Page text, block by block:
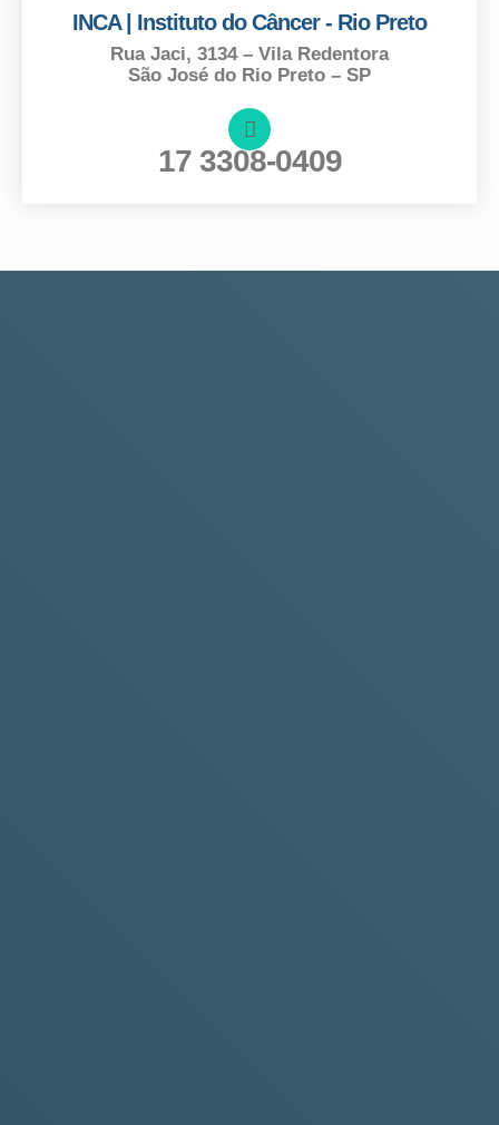
INCA | Instituto do Câncer - Rio Preto
Rua Jaci, 3134 – Vila Redentora
São José do Rio Preto – SP
17 3308-0409